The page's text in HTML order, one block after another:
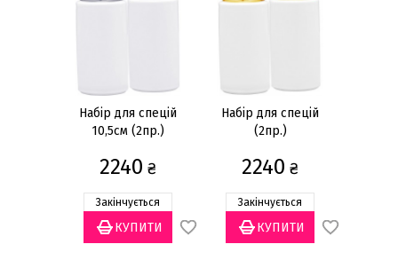
Бренд
(13)
Матеріал
Набір для спецій
10,5см (2пр.)
2240 ₴
Закінчується
Набір для спецій
(2пр.)
2240 ₴
Закінчується